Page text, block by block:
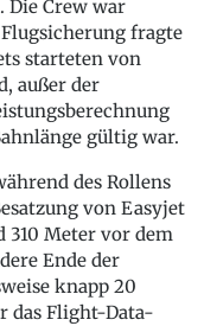
Die Crew war
fragte
starteten von
außer der
gültig war.
des Rollens
von Easyjet
310 Meter vor dem
Ende der
knapp 20
das Flight-Data-